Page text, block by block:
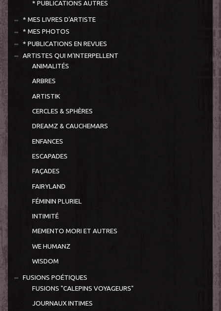
* PUBLICATIONS AUTRES
* MES LIVRES D'ARTISTE
* MES PHOTOS
* PUBLICATIONS EN REVUES
ARTISTES QUI M'INTERPELLENT
ANIMALITÉS
ARBRES
ARTISTIK
CERCLES & SPHÈRES
DREAMZ & CAUCHEMARS
ENFANCES
ESCAPADES
FAÇADES
FAIRYLAND
FÉMININ PLURIEL
INTIMITÉ
MEMENTO MORI ET AUTRES
WE HUMANZ
WISDOM
FUSIONS POÉTIQUES
FUSIONS "CALEPINS VOYAGEURS"
JOURNAUX INTIMES